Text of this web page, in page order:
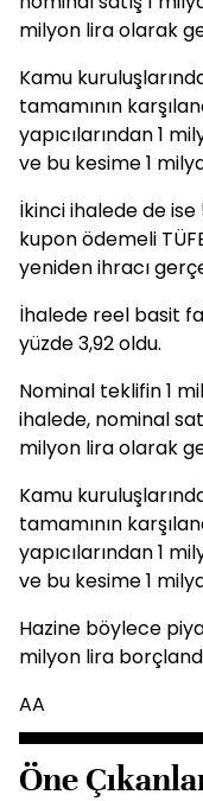
milyon lira olarak
Kamu
tamamının
yapıcılarından 1
ve bu kesime 1
İkinci ihalede de
kupon ödemeli
yeniden ihracı
İhalede reel basit
yüzde 3,92 oldu.
Nominal teklifin 1
ihalede, nominal
milyon lira olarak
Kamu
tamamının
yapıcılarından 1
ve bu kesime 1
Hazine böylece
milyon lira
AA
Öne